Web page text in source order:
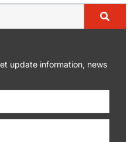
update information, news